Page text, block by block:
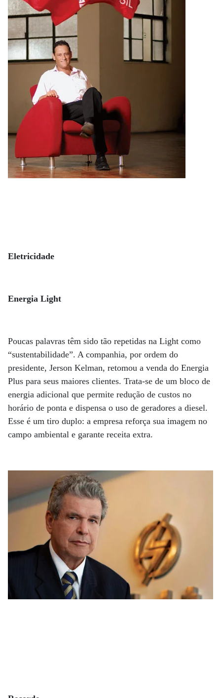
Eletricidade
Energia Light
Poucas palavras têm sido tão repetidas na Light como
“sustentabilidade”. A companhia, por ordem do
presidente, Jerson Kelman, retomou a venda do Energia
Plus para seus maiores clientes. Trata-se de um bloco de
energia adicional que permite redução de custos no
horário de ponta e dispensa o uso de geradores a diesel.
Esse é um tiro duplo: a empresa reforça sua imagem no
campo ambiental e garante receita extra.